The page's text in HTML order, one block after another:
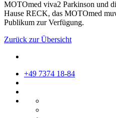
MOTOmed viva2 Parkinson und
Hause RECK, das MOTOmed
Publikum zur Verfügung.
Zurück zur Übersicht
+49 7374 18-84